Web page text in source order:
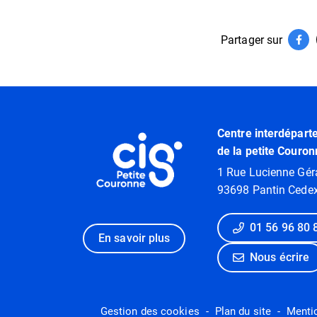
Partager sur
Informations utiles
En savoir plus
Centre
de la petite
1 Rue Lucienne
93698 Pantin
01 56 96 80
Nous écrire
Gestion des cookies Plan du site